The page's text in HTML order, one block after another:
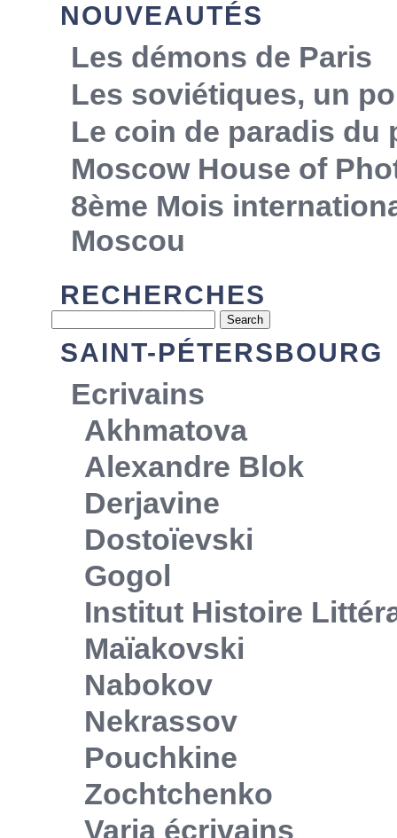
NOUVEAUTÉS
Les démons de Paris
Les soviétiques, un
Le coin de paradis du
Moscow House of
8ème Mois
Moscou
RECHERCHES
SAINT-PÉTERSBOURG
Ecrivains
Akhmatova
Alexandre Blok
Derjavine
Dostoïevski
Gogol
Institut Histoire
Maïakovski
Nabokov
Nekrassov
Pouchkine
Zochtchenko
Varia écrivains